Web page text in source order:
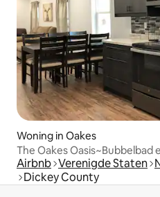
Woning in Oakes
The Oakes Oasis~Bubbelbad
Airbnb Verenigde Staten
Dickey County